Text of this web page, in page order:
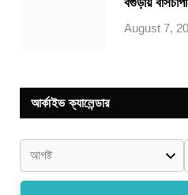
August 7,
আর্কাইভ ক্যালেন্ডার